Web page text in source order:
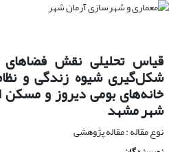
قیاس تحلیلی نقش فضاهای
شکل‌گیری شیوه زندگی و
خانه‌های بومی دیروز و مسکن
شهر مشهد
نوع مقاله : مقاله پژوهشی